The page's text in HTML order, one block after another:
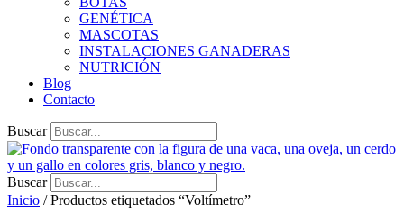
GENÉTICA
MASCOTAS
INSTALACIONES GANADERAS
NUTRICIÓN
Blog
Contacto
Buscar
Buscar
Inicio / Productos etiquetados “Voltímetro”